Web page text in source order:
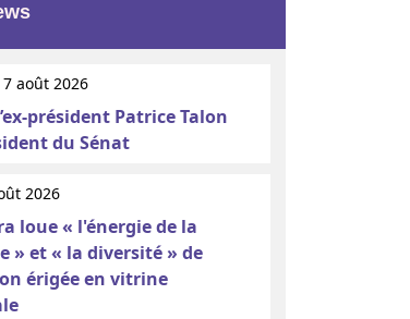
août 2026
président Patrice Talon
du Sénat
2026
loue « l'énergie de la
» et « la diversité » de
érigée en vitrine